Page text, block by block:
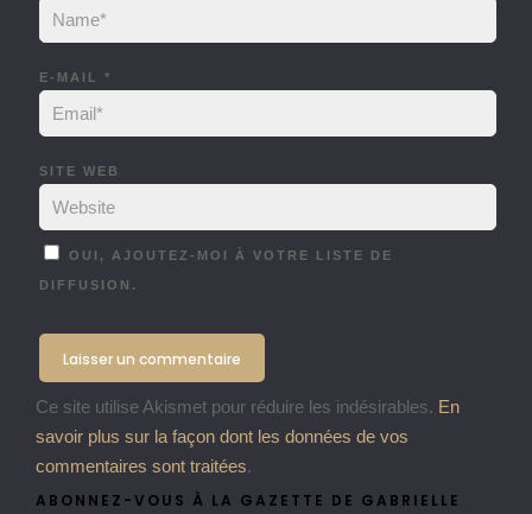
E-MAIL *
SITE WEB
OUI, AJOUTEZ-MOI À VOTRE LISTE DE
DIFFUSION.
Ce site utilise Akismet pour réduire les indésirables. En
savoir plus sur la façon dont les données de vos
commentaires sont traitées.
ABONNEZ-VOUS À LA GAZETTE DE GABRIELLE